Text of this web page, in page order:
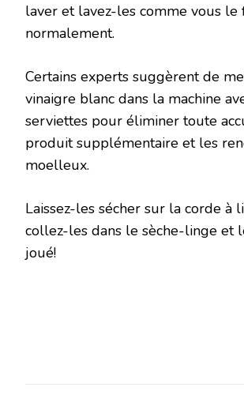
laver et lavez-les comme vous le
normalement.
Certains experts suggèrent de
vinaigre blanc dans la machine
serviettes pour éliminer toute
produit supplémentaire et les
moelleux.
Laissez-les sécher sur la corde à
collez-les dans le sèche-linge et
joué!